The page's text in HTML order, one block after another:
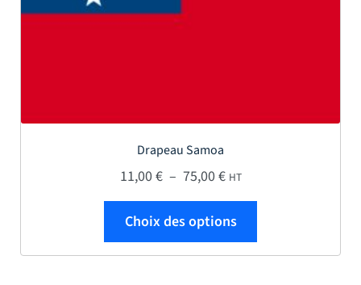
Drapeau Samoa
11,00€ – 75,00€Plage de prix : 11,00 €
HT
Choix des options